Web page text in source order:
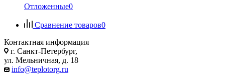
Отложенные0
Сравнение товаров0
Контактная информация
г. Санкт-Петербург,
ул. Мельничная, д. 18
info@teplotorg.ru